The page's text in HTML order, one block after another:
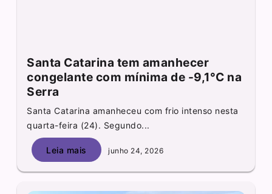
Santa Catarina tem amanhecer
congelante com mínima de -9,1°C na
Serra
Santa Catarina amanheceu com frio intenso nesta
quarta-feira (24). Segundo...
Leia mais junho 24, 2026